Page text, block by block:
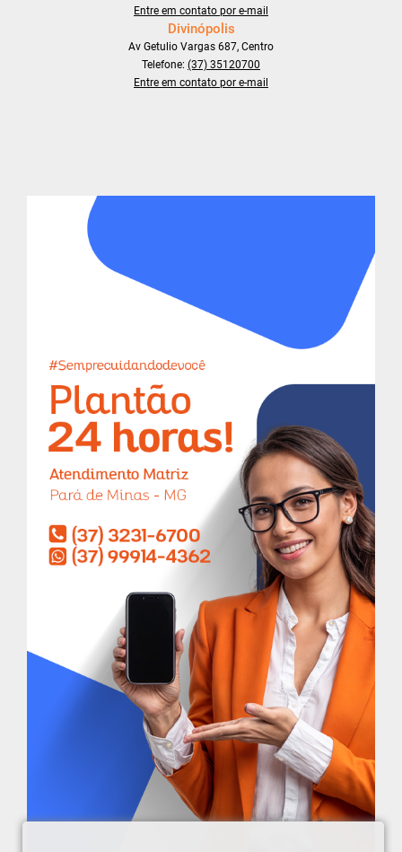
Entre em contato por e-mail
Divinópolis
Av Getulio Vargas 687, Centro
Telefone: (37) 35120700
Entre em contato por e-mail